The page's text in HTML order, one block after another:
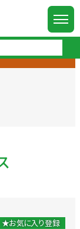
★お気に入り登録